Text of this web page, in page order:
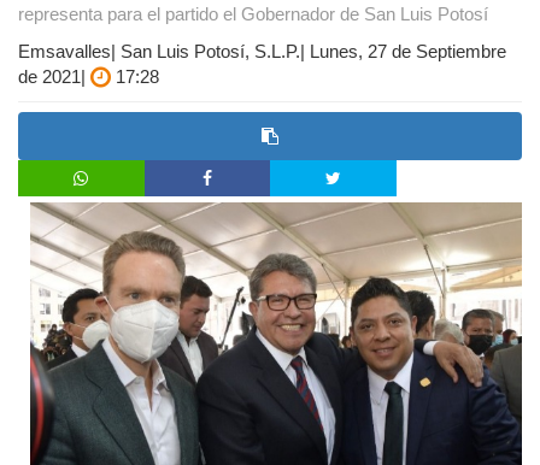
representa para el partido el Gobernador de San Luis Potosí
Emsavalles| San Luis Potosí, S.L.P.| Lunes, 27 de Septiembre
de 2021|
17:28